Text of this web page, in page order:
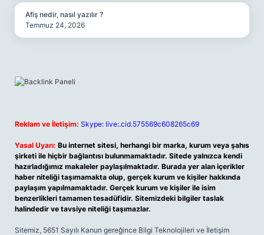
Afiş nedir, nasıl yazılır ?
Temmuz 24, 2026
Reklam ve İletişim: Skype: live:.cid.575569c608265c69
Yasal Uyarı: Bu internet sitesi, herhangi bir marka, kurum veya şahıs
şirketi ile hiçbir bağlantısı bulunmamaktadır. Sitede yalnızca kendi
hazırladığımız makaleler paylaşılmaktadır. Burada yer alan içerikler
haber niteliği taşımamakta olup, gerçek kurum ve kişiler hakkında
paylaşım yapılmamaktadır. Gerçek kurum ve kişiler ile isim
benzerlikleri tamamen tesadüfidir. Sitemizdeki bilgiler taslak
halindedir ve tavsiye niteliği taşımazlar.
Sitemiz, 5651 Sayılı Kanun gereğince Bilgi Teknolojileri ve İletişim